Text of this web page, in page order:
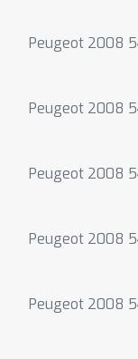
Peugeot 2008
Peugeot 2008
Peugeot 2008
Peugeot 2008
Peugeot 2008